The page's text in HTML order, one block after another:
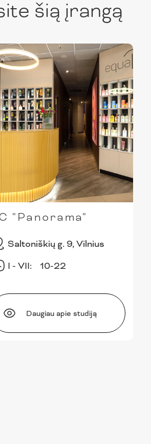
šią įrangą
"Panorama"
Saltoniškių g. 9, Vilnius
I - VII: 10-22
Daugiau apie studiją